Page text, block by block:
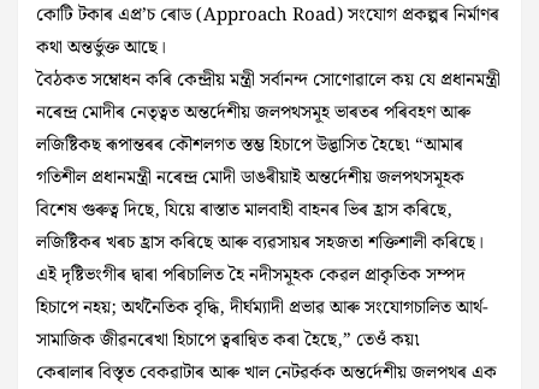
কোটি টকাৰ এপ্ৰ’চ ৰোড (Approach Road) সংযোগ প্ৰকল্পৰ নিৰ্মাণৰ
কথা অন্তৰ্ভুক্ত আছে।
বৈঠকত সম্বোধন কৰি কেন্দ্ৰীয় মন্ত্ৰী সৰ্বানন্দ সোণোৱালে কয় যে প্রধানমন্ত্রী
নৰেন্দ্ৰ মোদীৰ নেতৃত্বত অন্তর্দেশীয় জলপথসমূহ ভাৰতৰ পৰিবহণ আৰু
লজিষ্টিকছ ৰূপান্তৰৰ কৌশলগত স্তম্ভ হিচাপে উদ্ভাসিত হৈছে৷ “আমাৰ
গতিশীল প্রধানমন্ত্ৰী নৰেন্দ্ৰ মোদী ডাঙৰীয়াই অন্তর্দেশীয় জলপথসমূহক
বিশেষ গুৰুত্ব দিছে, যিয়ে ৰাস্তাত মালবাহী বাহনৰ ভিৰ হ্ৰাস কৰিছে,
লজিষ্টিকৰ খৰচ হ্ৰাস কৰিছে আৰু ব্যৱসায়ৰ সহজতা শক্তিশালী কৰিছে।
এই দৃষ্টিভংগীৰ দ্বাৰা পৰিচালিত হৈ নদীসমূহক কেৱল প্ৰাকৃতিক সম্পদ
হিচাপে নহয়; অর্থনৈতিক বৃদ্ধি, দীৰ্ঘম্যাদী প্ৰভাৱ আৰু সংযোগচালিত আর্থ-
সামাজিক জীৱনৰেখা হিচাপে ত্বৰান্বিত কৰা হৈছে,” তেওঁ কয়৷
কেৰালাৰ বিস্তৃত বেকৱাটাৰ আৰু খাল নেটৱৰ্কক অন্তর্দেশীয় জলপথৰ এক